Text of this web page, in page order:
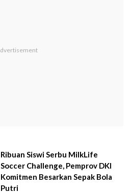
Ribuan Siswi Serbu MilkLife
Soccer Challenge, Pemprov DKI
Komitmen Besarkan Sepak Bola
Putri